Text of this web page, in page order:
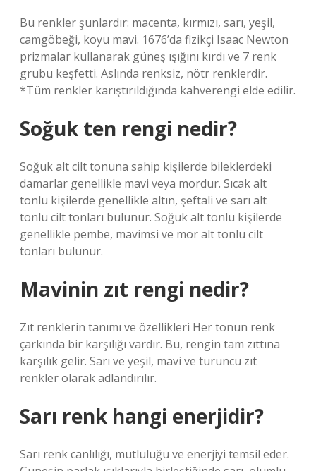
Bu renkler şunlardır: macenta, kırmızı, sarı, yeşil,
camgöbeği, koyu mavi. 1676’da fizikçi Isaac Newton
prizmalar kullanarak güneş ışığını kırdı ve 7 renk
grubu keşfetti. Aslında renksiz, nötr renklerdir.
*Tüm renkler karıştırıldığında kahverengi elde edilir.
Soğuk ten rengi nedir?
Soğuk alt cilt tonuna sahip kişilerde bileklerdeki
damarlar genellikle mavi veya mordur. Sıcak alt
tonlu kişilerde genellikle altın, şeftali ve sarı alt
tonlu cilt tonları bulunur. Soğuk alt tonlu kişilerde
genellikle pembe, mavimsi ve mor alt tonlu cilt
tonları bulunur.
Mavinin zıt rengi nedir?
Zıt renklerin tanımı ve özellikleri Her tonun renk
çarkında bir karşılığı vardır. Bu, rengin tam zıttına
karşılık gelir. Sarı ve yeşil, mavi ve turuncu zıt
renkler olarak adlandırılır.
Sarı renk hangi enerjidir?
Sarı renk canlılığı, mutluluğu ve enerjiyi temsil eder.